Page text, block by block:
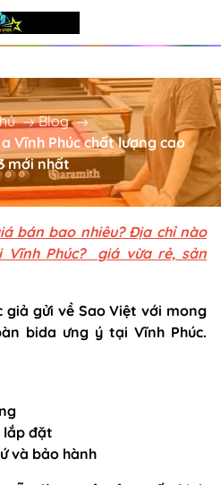
- PHỤ KIỆN BI-A
Blog
Vĩnh Phúc chất lượng cao
mới nhất
bán bao nhiêu? Địa chỉ nào
Phúc? giá vừa rẻ, sản
giả gửi về Sao Việt với mong
bida ưng ý tại Vĩnh Phúc.
lắp đặt
và bảo hành